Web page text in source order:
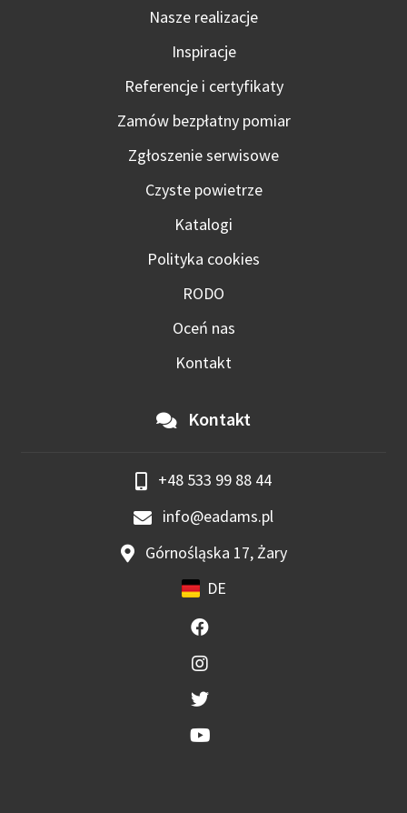
Nasze realizacje
Inspiracje
Referencje i certyfikaty
Zamów bezpłatny pomiar
Zgłoszenie serwisowe
Czyste powietrze
Katalogi
Polityka cookies
RODO
Oceń nas
Kontakt
Kontakt
+48 533 99 88 44
info@eadams.pl
Górnośląska 17, Żary
DE